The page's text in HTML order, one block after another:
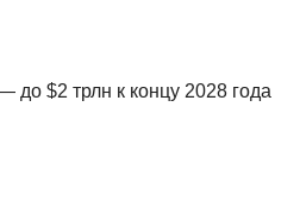
$2 трлн к концу 2028 года